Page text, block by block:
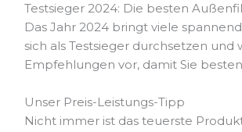
Testsieger 2024: Die besten
Das Jahr 2024 bringt viele
sich als Testsieger durchsetzen
Empfehlungen vor, damit Sie
Unser Preis-Leistungs-Tipp
Nicht immer ist das teuerste